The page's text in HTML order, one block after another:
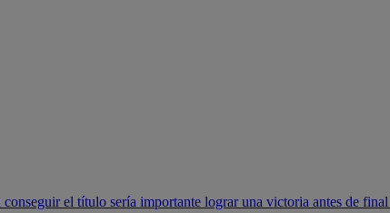
el título sería importante lograr una victoria antes de final